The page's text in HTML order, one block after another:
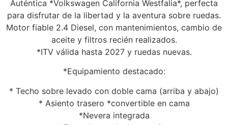
Auténtica *Volkswagen California Westfalia*, perfecta
para disfrutar de la libertad y la aventura sobre ruedas.
Motor fiable 2.4 Diesel, con mantenimientos, cambio de
aceite y filtros recién realizados.
*ITV válida hasta 2027 y ruedas nuevas.
*Equipamiento destacado:
* Techo sobre levado con doble cama (arriba y abajo)
* Asiento trasero *convertible en cama
*Nevera integrada